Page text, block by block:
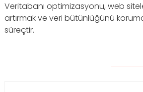
Veritabanı optimizasyonu, web
artırmak ve veri bütünlüğünü
süreçtir.